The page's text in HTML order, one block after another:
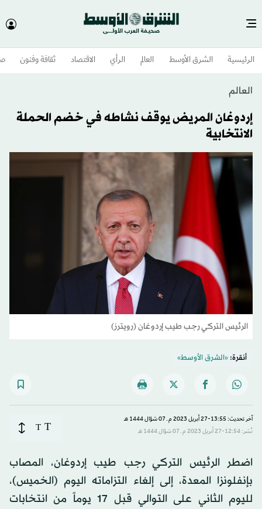
الرئيسية الشرق الأوسط​ العالم الرأي الاقتصاد ثقافة وفنون
العالم
إردوغان المريض يوقف نشاطه في خضم الحملة
الانتخابية
الرئيس التركي رجب طيب إردوغان (رويترز)
أنقرة:«الشرق الأوسط»
آخر تحديث: 13:55-27 أبريل 2023 م ـ 07 شوّال 1444 هـ
نُشر: 12:54-27 أبريل 2023 م ـ 07 شوّال 1444 هـ
T
T
اضطر الرئيس التركي رجب طيب إردوغان، المصاب
بإنفلونزا المعدة، إلى إلغاء التزاماته اليوم (الخميس)،
لليوم الثاني على التوالي قبل 17 يوماً من انتخابات